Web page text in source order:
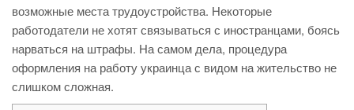
возможные места трудоустройства. Некоторые
работодатели не хотят связываться с иностранцами, боясь
нарваться на штрафы. На самом дела, процедура
оформления на работу украинца с видом на жительство не
слишком сложная.